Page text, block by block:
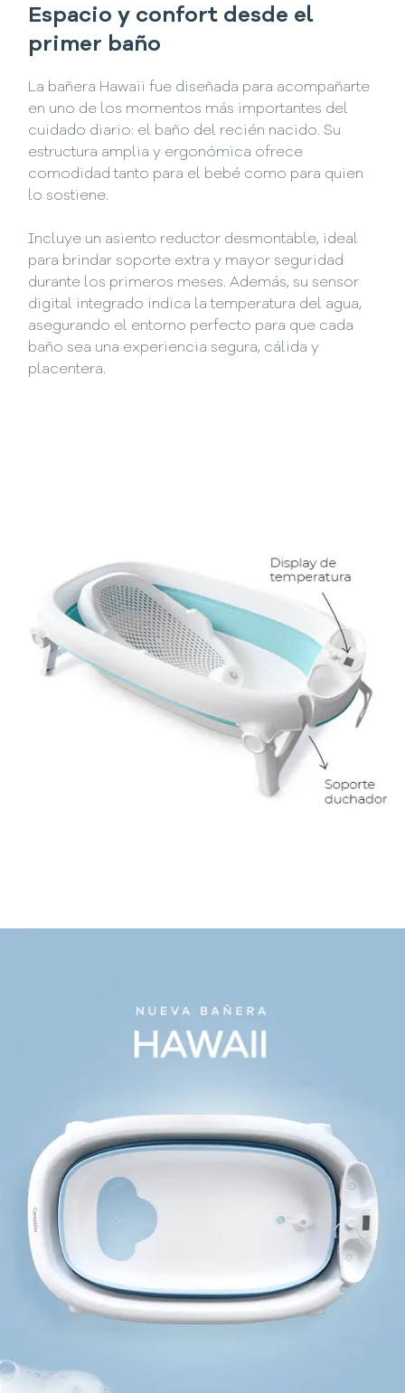
Espacio y confort desde el
primer baño
La bañera Hawaii fue diseñada para acompañarte
en uno de los momentos más importantes del
cuidado diario: el baño del recién nacido. Su
estructura amplia y ergonómica ofrece
comodidad tanto para el bebé como para quien
lo sostiene.
Incluye un asiento reductor desmontable, ideal
para brindar soporte extra y mayor seguridad
durante los primeros meses. Además, su sensor
digital integrado indica la temperatura del agua,
asegurando el entorno perfecto para que cada
baño sea una experiencia segura, cálida y
placentera.